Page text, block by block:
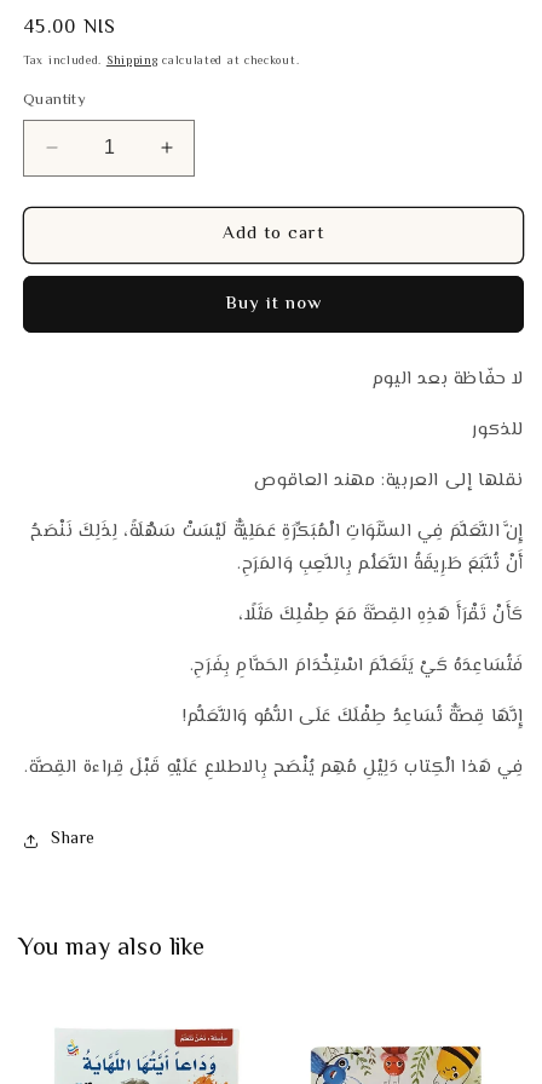
Regular
price
45.00 NIS
Tax included. Shipping calculated at checkout.
Quantity
Decrease
quantity
for
حفاظة
Increase
quantity
for
حفاظة
Add to cart
Buy it now
لا حفّاظة بعد اليوم
للذكور
نقلها إلى العربية: مهند العاقوص
إِنَّ التَّعَلَّمَ فِي السَّنَوَاتِ الْمُبَكِّرَةِ عَمَلِيَّةٌ لَيْسَتْ سَهْلَةً، لِذَلِكَ نَنْصَحُ
أَنْ تُتَّبَعَ طَرِيقَةُ التَّعَلُم بِاللَّعِبِ وَالمَرَحِ.
كَأَنْ تَقْرَأَ هَذِهِ القِصَّةَ مَعَ طِفْلِكَ مَثَلًا،
فَتُسَاعِدَهُ كَيْ يَتَعَلَّمَ اسْتِخْدَامَ الحَمَّامِ بِفَرَحِ.
إِنَّهَا قِصَّةٌ تُسَاعِدُ طِفْلَكَ عَلَى النُّمُو وَالتَّعَلُّم!
فِي هَذا الْكِتاب دَلِيْلِ مُهِم يُنْصَح بِالاطلاعِ عَلَيْهِ قَبْلَ قِراءة القِصَّة.
Share
You may also like